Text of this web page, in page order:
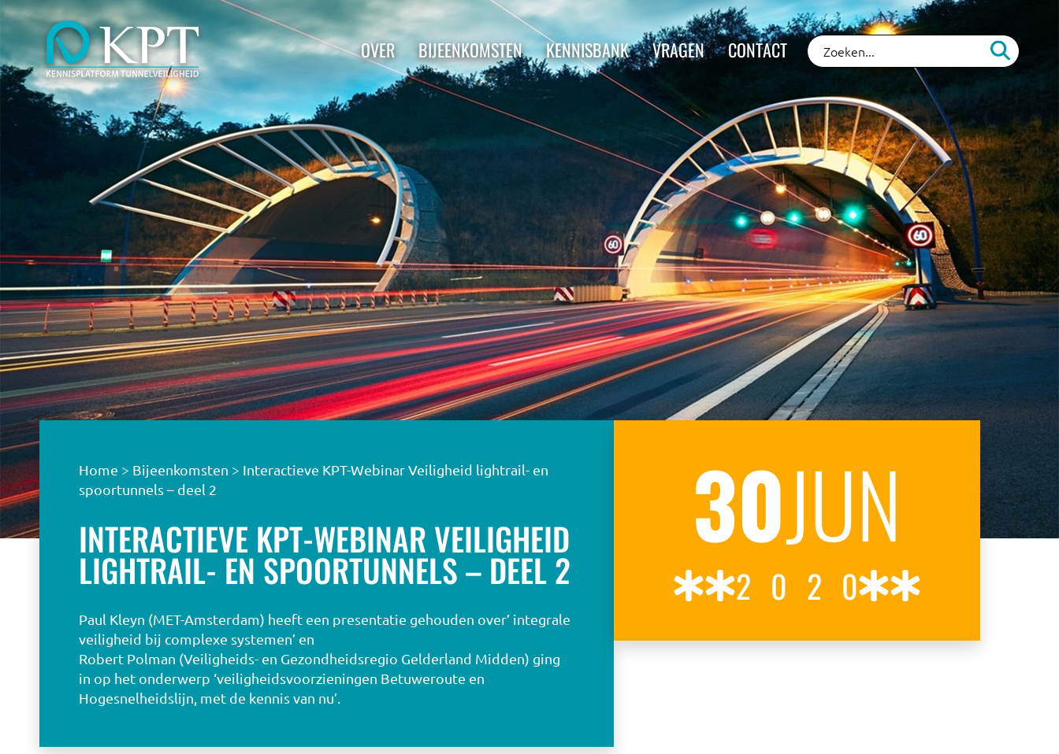
OVER BIJEENKOMSTEN KENNISBANK VRAGEN CONTACT
Home > Bijeenkomsten > Interactieve KPT-Webinar Veiligheid lightrail- en
spoortunnels – deel 2
INTERACTIEVE KPT-WEBINAR VEILIGHEID
LIGHTRAIL- EN SPOORTUNNELS – DEEL 2
Paul Kleyn (MET-Amsterdam) heeft een presentatie gehouden over’ integrale
veiligheid bij complexe systemen’ en
Robert Polman (Veiligheids- en Gezondheidsregio Gelderland Midden) ging
in op het onderwerp ‘veiligheidsvoorzieningen Betuweroute en
Hogesnelheidslijn, met de kennis van nu’.
30JUN
2020